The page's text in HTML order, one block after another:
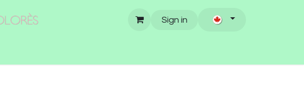
Sign in